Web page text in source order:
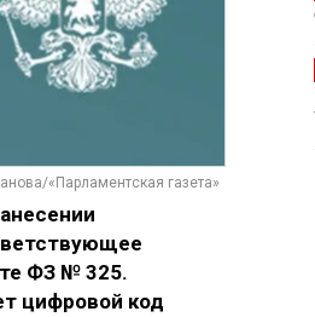
«Парламентская газета»
ФЗ № 325.
цифровой код